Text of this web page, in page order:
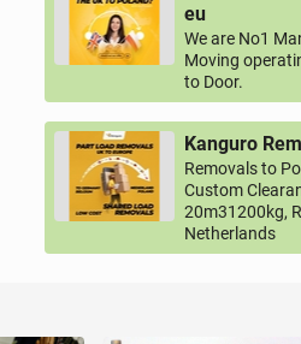
eu
We are No1
Moving
to Door.
Kanguro
Removals to
Custom
20m31200kg,
Netherlands